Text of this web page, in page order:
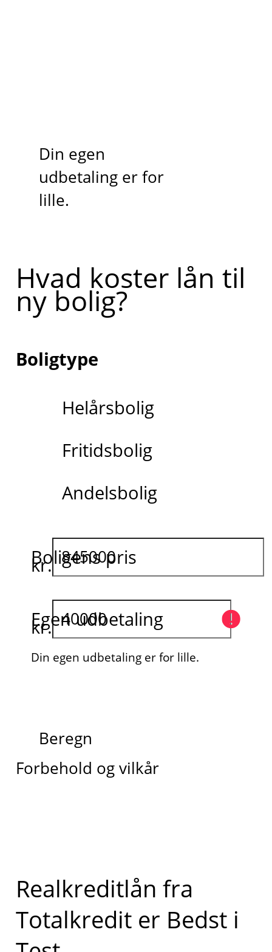
Din egen
udbetaling er for
lille.
Hvad koster lån til
ny bolig?
Boligtype
Helårsbolig
Fritidsbolig
Andelsbolig
Boligens pris
kr.
Egen udbetaling
kr.
Din egen udbetaling er for lille.
Beregn
Forbehold og vilkår
Realkreditlån fra
Totalkredit er Bedst i